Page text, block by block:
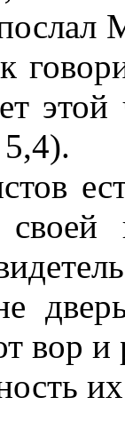
вор